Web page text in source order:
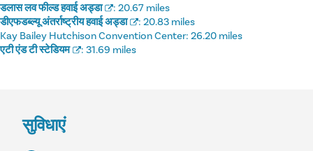
डलास लव फील्ड हवाई अड्डा : 20.67 miles
डीएफडब्ल्यू अंतर्राष्ट्रीय हवाई अड्डा
: 20.83 miles
Kay Bailey Hutchison Convention Center: 26.20 miles
एटी एंड टी स्टेडियम
: 31.69 miles
सुविधाएं